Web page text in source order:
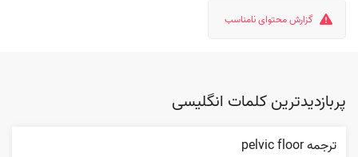
گزارش محتوای نامناسب
پربازدیدترین کلمات انگلیسی
ترجمه pelvic floor